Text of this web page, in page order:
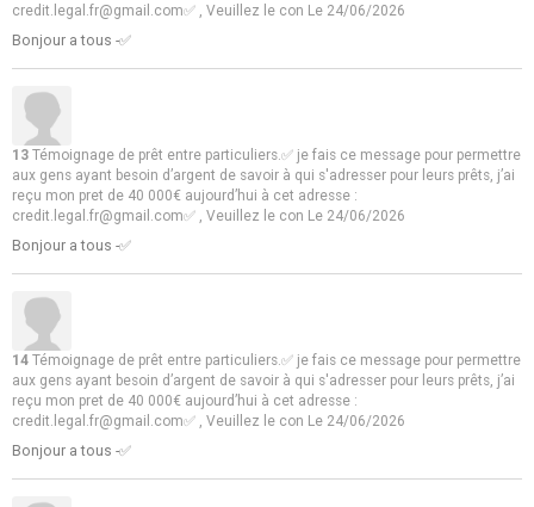
credit.legal.fr@gmail.com✅ , Veuillez le con Le 24/06/2026
Bonjour a tous -✅
13 Témoignage de prêt entre particuliers.✅ je fais ce message pour permettre
aux gens ayant besoin d’argent de savoir à qui s'adresser pour leurs prêts, j’ai
reçu mon pret de 40 000€ aujourd’hui à cet adresse :
credit.legal.fr@gmail.com✅ , Veuillez le con Le 24/06/2026
Bonjour a tous -✅
14 Témoignage de prêt entre particuliers.✅ je fais ce message pour permettre
aux gens ayant besoin d’argent de savoir à qui s'adresser pour leurs prêts, j’ai
reçu mon pret de 40 000€ aujourd’hui à cet adresse :
credit.legal.fr@gmail.com✅ , Veuillez le con Le 24/06/2026
Bonjour a tous -✅